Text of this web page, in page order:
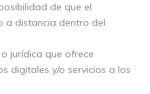
de que el
a distancia dentro del
jurídica que ofrece
digitales y/o servicios a los